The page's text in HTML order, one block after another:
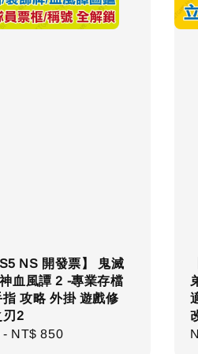
NS 開發票】 鬼滅
血風譚 2 -專業存檔
攻略 外掛 遊戲修
刃2
- NT$ 850